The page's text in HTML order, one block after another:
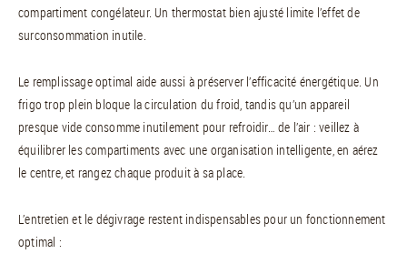
compartiment congélateur. Un thermostat bien ajusté limite l’effet de
surconsommation inutile.
Le remplissage optimal aide aussi à préserver l’efficacité énergétique. Un
frigo trop plein bloque la circulation du froid, tandis qu’un appareil
presque vide consomme inutilement pour refroidir… de l’air : veillez à
équilibrer les compartiments avec une organisation intelligente, en aérez
le centre, et rangez chaque produit à sa place.
L’entretien et le dégivrage restent indispensables pour un fonctionnement
optimal :